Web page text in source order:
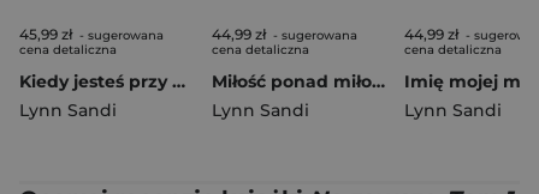
45,99 zł - sugerowana
cena detaliczna
Kiedy jesteś przy mnie Przytul się do mnie. Tom 2
Lynn Sandi
44,99 zł - sugerowana
cena detaliczna
Miłość ponad miłość. Miłość po miłości. Tom 2
Lynn Sandi
44,99 zł -
cena detaliczna
Imię mojej
Lynn Sandi